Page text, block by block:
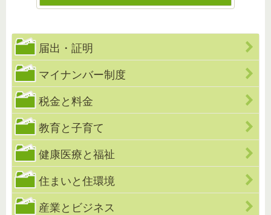
届出・証明
マイナンバー制度
税金と料金
教育と子育て
健康医療と福祉
住まいと住環境
産業とビジネス